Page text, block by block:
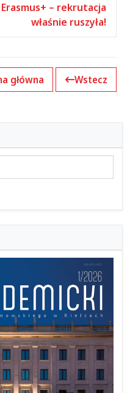
– rekrutacja
właśnie ruszyła!
główna Wstecz